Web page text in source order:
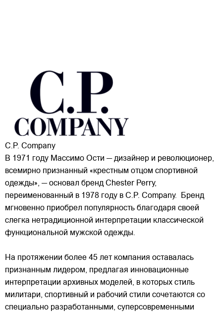
C.P. Company
В 1971 году Массимо Ости — дизайнер и революционер,
всемирно признанный «крестным отцом спортивной
одежды», — основал бренд Chester Perry,
переименованный в 1978 году в C.P. Company. Бренд
мгновенно приобрел популярность благодаря своей
слегка нетрадиционной интерпретации классической
функциональной мужской одежды.
На протяжении более 45 лет компания оставалась
признанным лидером, предлагая инновационные
интерпретации архивных моделей, в которых стиль
милитари, спортивный и рабочий стили сочетаются со
специально разработанными, суперсовременными